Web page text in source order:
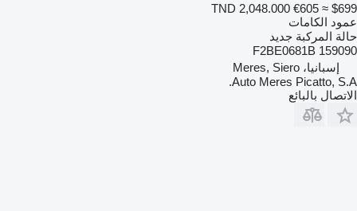
TND 2,048.000 €605 ≈ $699
عمود الكامات
حالة المركبة جديد
159090 F2BE0681B
إسبانيا، Meres, Siero
Auto Meres Picatto, S.A.
الاتصال بالبائع